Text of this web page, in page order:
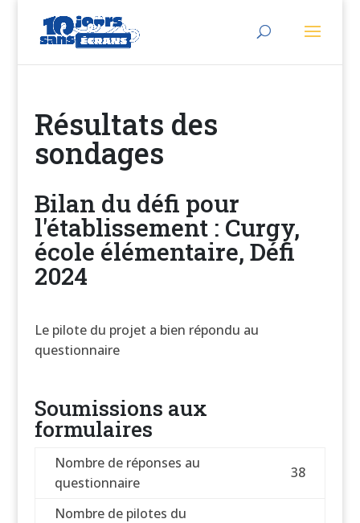
Résultats des
sondages
Bilan du défi pour
l'établissement : Curgy,
école élémentaire, Défi
2024
Le pilote du projet a bien répondu au
questionnaire
Soumissions aux
formulaires
Nombre de réponses au
questionnaire
38
Nombre de pilotes du